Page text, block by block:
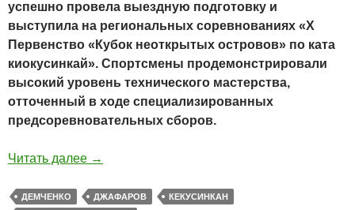
успешно провела выездную подготовку и
выступила на региональных соревнованиях «Х
Первенство «Кубок неоткрытых островов» по ката
киокусинкай». Спортсмены продемонстрировали
высокий уровень технического мастерства,
отточенный в ходе специализированных
предсоревновательных сборов.
Читать далее →
ДЕМЧЕНКО ДЖАФАРОВ
КЕКУСИНКАН